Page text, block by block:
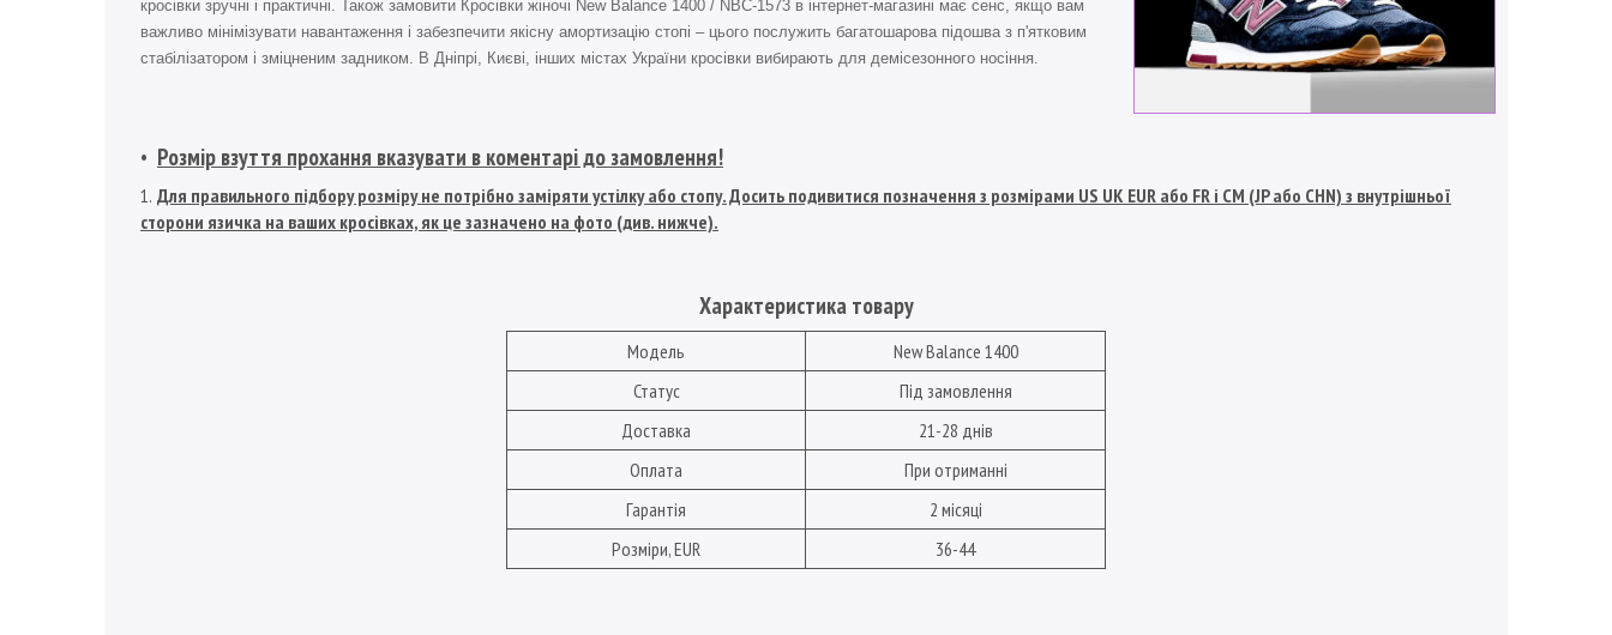
кросівки зручні і практичні. Також замовити Кросівки жіночі New Balance 1400 / NBC-1573 в інтернет-магазині має сенс, якщо вам
важливо мінімізувати навантаження і забезпечити якісну амортизацію стопі – цього послужить багатошарова підошва з п'ятковим
стабілізатором і зміцненим задником. В Дніпрі, Києві, інших містах України кросівки вибирають для демісезонного носіння.
Розмір взуття прохання вказувати в коментарі до замовлення!
Для правильного підбору розміру не потрібно заміряти устілку або стопу. Досить подивитися позначення з розмірами US UK EUR або FR і СМ (JP або CHN) з внутрішньої
сторони язичка на ваших кросівках, як це зазначено на фото (див. нижче).
Характеристика товару
Модель
New Balance 1400
Статус
Під замовлення
Доставка
21-28 днів
Оплата
При отриманні
Гарантія
2 місяці
Розміри, EUR
36-44